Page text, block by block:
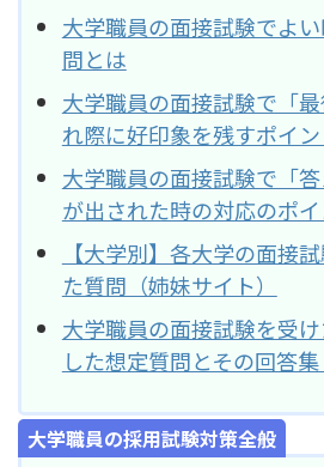
大学職員の面接試験でよ
問とは
大学職員の面接試験で「
れ際に好印象を残すポイン
大学職員の面接試験で「答
が出された時の対応のポイ
【大学別】各大学の面接
た質問（姉妹サイト）
大学職員の面接試験を受
した想定質問とその回答集
大学職員の採用試験対策全般